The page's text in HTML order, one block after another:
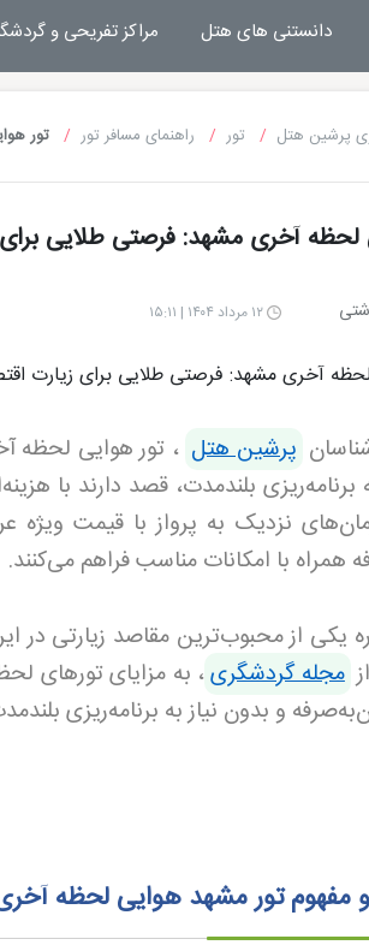
مجله خبری پرشین هتل
دانستنی های هتل مراکز تفریحی و
پرشین هتل تور راهنمای مسافر تور تور
لحظه آخری مشهد: فرصتی طلایی
۱۲ مرداد ۱۴۰۴ | ۱۵:۱۱
پرشین هتل ، تور هوایی لحظه
برنامه‌ریزی بلندمدت، قصد دارند با
نزدیک به پرواز با قیمت
همراه با امکانات مناسب فراهم می‌کنند.
یکی از محبوب‌ترین مقاصد زیارتی در
مجله گردشگری، به مزایای تورهای
و بدون نیاز به برنامه‌ریزی
مفهوم تور مشهد هوایی لحظه